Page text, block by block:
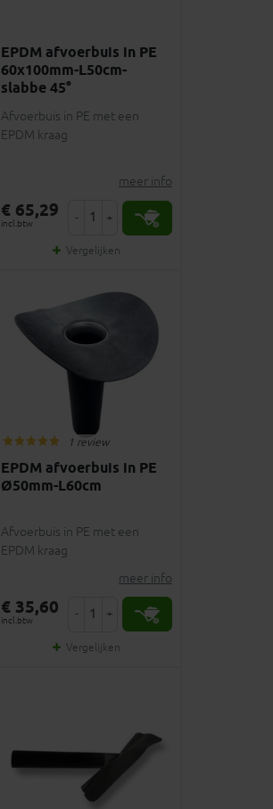
EPDM afvoerbuis in PE
60x100mm-L50cm-
slabbe 45°
Afvoerbuis in PE met een
EPDM kraag
meer info
€ 65,29
incl.btw - +
Vergelijken
1 review
EPDM afvoerbuis in PE
Ø50mm-L60cm
Afvoerbuis in PE met een
EPDM kraag
meer info
€ 35,60
incl.btw - +
Vergelijken